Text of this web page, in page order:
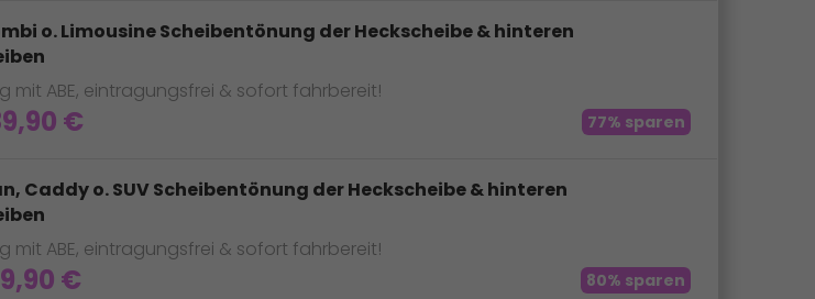
o. Limousine Scheibentönung der Heckscheibe & hinteren
mit ABE, eintragungsfrei & sofort fahrbereit!
€ 77% sparen
Caddy o. SUV Scheibentönung der Heckscheibe & hinteren
mit ABE, eintragungsfrei & sofort fahrbereit!
€ 80% sparen